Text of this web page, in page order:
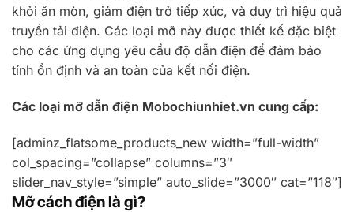
khỏi ăn mòn, giảm điện trở tiếp xúc, và duy trì hiệu quả
truyền tải điện. Các loại mỡ này được thiết kế đặc biệt
cho các ứng dụng yêu cầu độ dẫn điện để đảm bảo
tính ổn định và an toàn của kết nối điện.
Các loại mỡ dẫn điện Mobochiunhiet.vn cung cấp:
[adminz_flatsome_products_new width=”full-width”
col_spacing=”collapse” columns=”3″
slider_nav_style=”simple” auto_slide=”3000″ cat=”118″]
Mỡ cách điện là gì?